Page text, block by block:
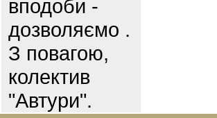
вподоби -
дозволяємо .
З повагою,
колектив
"Автури".